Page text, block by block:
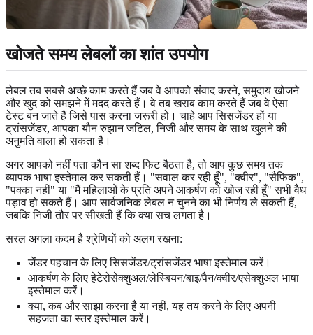
खोजते समय लेबलों का शांत उपयोग
लेबल तब सबसे अच्छे काम करते हैं जब वे आपको संवाद करने, समुदाय खोजने
और खुद को समझने में मदद करते हैं। वे तब खराब काम करते हैं जब वे ऐसा
टेस्ट बन जाते हैं जिसे पास करना जरूरी हो। चाहे आप सिसजेंडर हों या
ट्रांसजेंडर, आपका यौन रुझान जटिल, निजी और समय के साथ खुलने की
अनुमति वाला हो सकता है।
अगर आपको नहीं पता कौन सा शब्द फिट बैठता है, तो आप कुछ समय तक
व्यापक भाषा इस्तेमाल कर सकती हैं। "सवाल कर रही हूँ", "क्वीर", "सैफिक",
"पक्का नहीं" या "मैं महिलाओं के प्रति अपने आकर्षण को खोज रही हूँ" सभी वैध
पड़ाव हो सकते हैं। आप सार्वजनिक लेबल न चुनने का भी निर्णय ले सकती हैं,
जबकि निजी तौर पर सीखती हैं कि क्या सच लगता है।
सरल अगला कदम है श्रेणियों को अलग रखना:
जेंडर पहचान के लिए सिसजेंडर/ट्रांसजेंडर भाषा इस्तेमाल करें।
आकर्षण के लिए हेटेरोसेक्शुअल/लेस्बियन/बाइ/पैन/क्वीर/एसेक्शुअल भाषा
इस्तेमाल करें।
क्या, कब और साझा करना है या नहीं, यह तय करने के लिए अपनी
सहजता का स्तर इस्तेमाल करें।